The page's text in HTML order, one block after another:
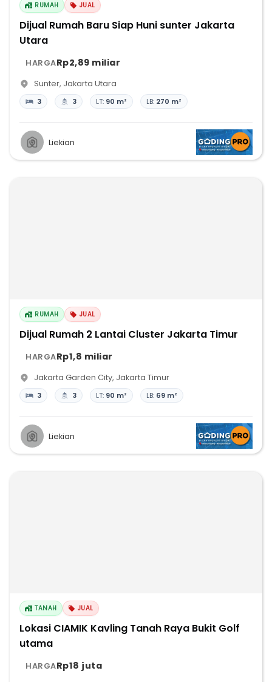
RUMAH JUAL
Dijual Rumah Baru Siap Huni sunter Jakarta
Utara
HARGARp2,89 miliar
Sunter, Jakarta Utara
3 3 LT: 90 m² LB: 270 m²
Liekian
RUMAH JUAL
Dijual Rumah 2 Lantai Cluster Jakarta Timur
HARGARp1,8 miliar
Jakarta Garden City, Jakarta Timur
3 3 LT: 90 m² LB: 69 m²
Liekian
TANAH JUAL
Lokasi CIAMIK Kavling Tanah Raya Bukit Golf
utama
HARGARp18 juta